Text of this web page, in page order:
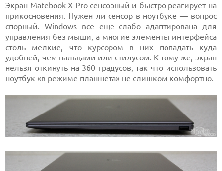
Экран Matebook X Pro сенсорный и быстро реагирует на
прикосновения. Нужен ли сенсор в ноутбуке — вопрос
спорный. Windows все еще слабо адаптирована для
управления без мыши, а многие элементы интерфейса
столь мелкие, что курсором в них попадать куда
удобней, чем пальцами или стилусом. К тому же, экран
нельзя откинуть на 360 градусов, так что использовать
ноутбук «в режиме планшета» не слишком комфортно.